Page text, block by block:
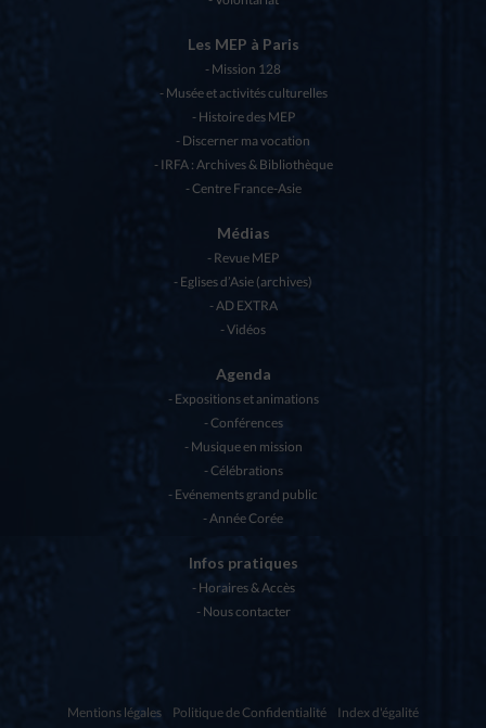
Les MEP à Paris
Mission 128
Musée et activités culturelles
Histoire des MEP
Discerner ma vocation
IRFA : Archives & Bibliothèque
Centre France-Asie
Médias
Revue MEP
Eglises d’Asie (archives)
AD EXTRA
Vidéos
Agenda
Expositions et animations
Conférences
Musique en mission
Célébrations
Evénements grand public
Année Corée
Infos pratiques
Horaires & Accès
Nous contacter
Mentions légales Politique de Confidentialité Index d'égalité